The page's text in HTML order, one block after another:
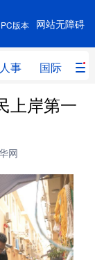
网站无障碍
PC版本
人事 国际 财
人事
体育
军事
政务
上岸第一
网